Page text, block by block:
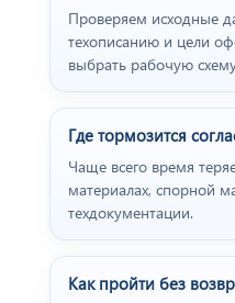
Проверяем исходные
техописанию и цели
выбрать рабочую
Где тормозится
Чаще всего время
материалах, спорной
техдокументации.
Как пройти без